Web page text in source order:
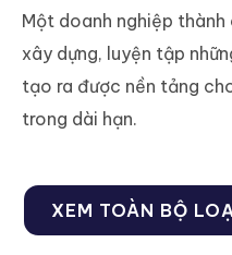
Một doanh nghiệp
xây dựng, luyện tập
tạo ra được nền tảng
trong dài hạn.
XEM TOÀN BỘ